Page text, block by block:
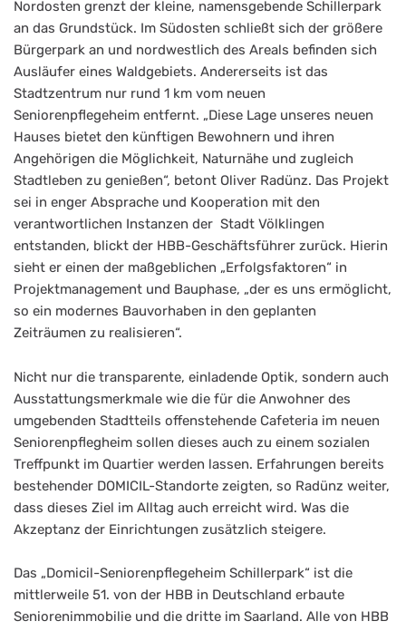
Nordosten grenzt der kleine, namensgebende Schillerpark
an das Grundstück. Im Südosten schließt sich der größere
Bürgerpark an und nordwestlich des Areals befinden sich
Ausläufer eines Waldgebiets. Andererseits ist das
Stadtzentrum nur rund 1 km vom neuen
Seniorenpflegeheim entfernt. „Diese Lage unseres neuen
Hauses bietet den künftigen Bewohnern und ihren
Angehörigen die Möglichkeit, Naturnähe und zugleich
Stadtleben zu genießen“, betont Oliver Radünz. Das Projekt
sei in enger Absprache und Kooperation mit den
verantwortlichen Instanzen der Stadt Völklingen
entstanden, blickt der HBB-Geschäftsführer zurück. Hierin
sieht er einen der maßgeblichen „Erfolgsfaktoren“ in
Projektmanagement und Bauphase, „der es uns ermöglicht,
so ein modernes Bauvorhaben in den geplanten
Zeiträumen zu realisieren“.
Nicht nur die transparente, einladende Optik, sondern auch
Ausstattungsmerkmale wie die für die Anwohner des
umgebenden Stadtteils offenstehende Cafeteria im neuen
Seniorenpflegheim sollen dieses auch zu einem sozialen
Treffpunkt im Quartier werden lassen. Erfahrungen bereits
bestehender DOMICIL-Standorte zeigten, so Radünz weiter,
dass dieses Ziel im Alltag auch erreicht wird. Was die
Akzeptanz der Einrichtungen zusätzlich steigere.
Das „Domicil-Seniorenpflegeheim Schillerpark“ ist die
mittlerweile 51. von der HBB in Deutschland erbaute
Seniorenimmobilie und die dritte im Saarland. Alle von HBB